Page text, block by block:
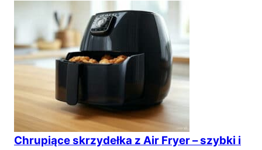
Chrupiące skrzydełka z Air Fryer – szybki i